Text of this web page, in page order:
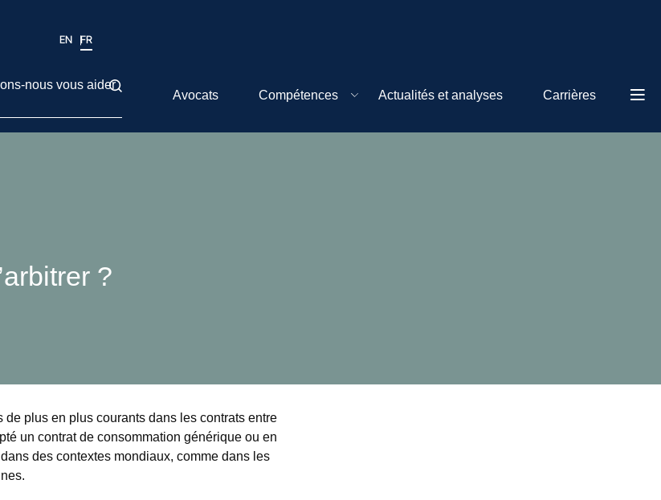
EN FR
nous vous aider
Avocats Compétences Actualités et analyses Carrières
?
plus en plus courants dans les contrats entre
un contrat de consommation générique ou en
des contextes mondiaux, comme dans les